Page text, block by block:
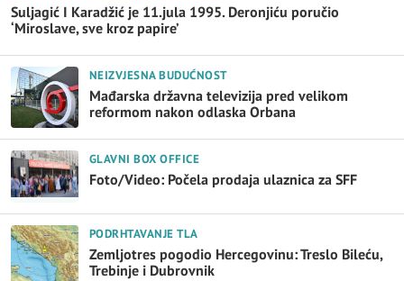
Suljagić I Karadžić je 11.jula 1995. Deronjiću poručio
‘Miroslave, sve kroz papire’
NEIZVJESNA BUDUĆNOST
Mađarska državna televizija pred velikom
reformom nakon odlaska Orbana
GLAVNI BOX OFFICE
Foto/Video: Počela prodaja ulaznica za SFF
PODRHTAVANJE TLA
Zemljotres pogodio Hercegovinu: Treslo Bileću,
Trebinje i Dubrovnik